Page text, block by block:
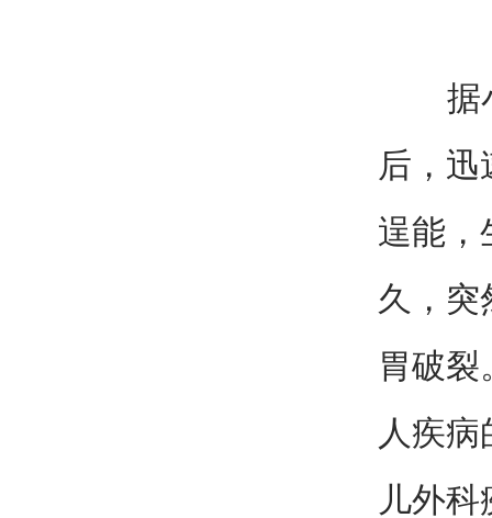
据小
后，
逞能，
久，突
胃破
人疾
儿外